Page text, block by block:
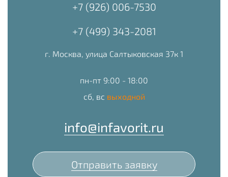
+7 (926) 006-7530
+7 (499) 343-2081
г. Москва, улица Салтыковская 37к 1
пн-пт 9:00 - 18:00
сб, вс выходной
info@infavorit.ru
Отправить заявку